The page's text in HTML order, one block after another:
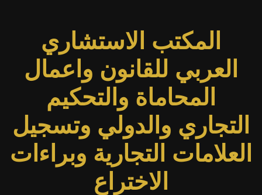
المكتب الاستشاري
العربي للقانون واعمال
المحاماة والتحكيم
التجاري والدولي وتسجيل
العلامات التجارية وبراءات
الاختراع